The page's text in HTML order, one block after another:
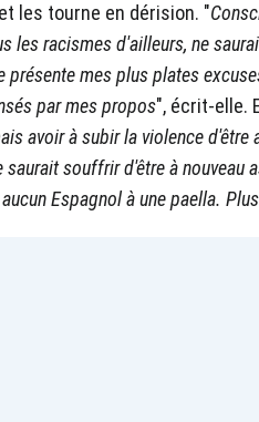
les tourne en dérision. "
les racismes d'ailleurs, ne
présente mes plus plates
par mes propos", écrit-elle.
avoir à subir la violence
saurait souffrir d'être à nouveau
Espagnol à une paella.